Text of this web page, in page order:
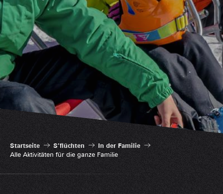
Startseite S’flüchten
In der Familie
Alle Aktivitäten für die ganze Familie